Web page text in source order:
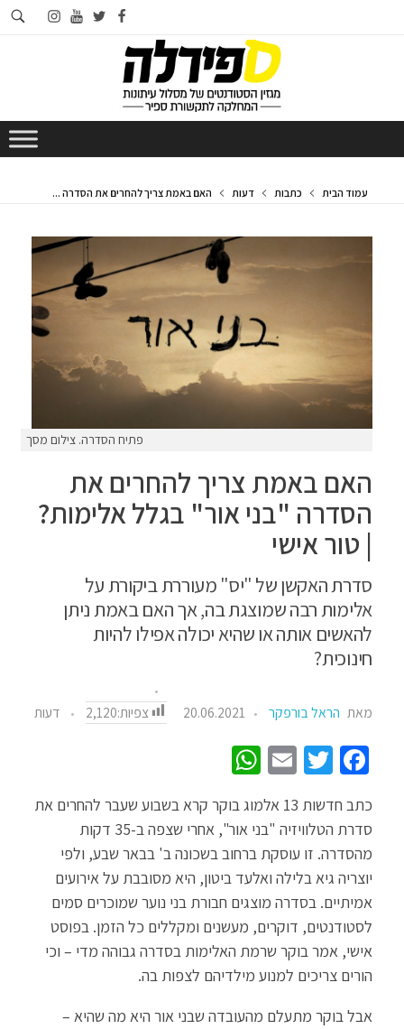
facebook
twitter
youtube
instagram
עמוד הבית כתבות דעות האם באמת צריך להחרים את הסדרה ...
פתיח הסדרה. צילום מסך
האם באמת צריך להחרים את
הסדרה "בני אור" בגלל אלימות?
| טור אישי
סדרת האקשן של "יס" מעוררת ביקורת על
אלימות רבה שמוצגת בה, אך האם באמת ניתן
להאשים אותה או שהיא יכולה אפילו להיות
חינוכית?
מאת הראל בורפקר 20.06.2021 צפיות:2,120 דעות
Fa
b
o
o
k
T
tt
er
E
m
ail
at
sA
p
p
כתב חדשות 13 אלמוג בוקר קרא בשבוע שעבר להחרים את
סדרת הטלוויזיה "בני אור", אחרי שצפה ב-35 דקות
מהסדרה. זו עוסקת ברחוב בשכונה ב' בבאר שבע, ולפי
יוצריה גיא בלילה ואלעד ביטון, היא מסובבת על אירועים
אמיתיים. בסדרה מוצגים חבורת בני נוער שמוכרים סמים
לסטודנטים, דוקרים, מעשנים ומקללים כל הזמן. בפוסט
אישי, אמר בוקר שרמת האלימות בסדרה גבוהה מדי – וכי
הורים צריכים למנוע מילדיהם לצפות בה.
אבל בוקר מתעלם מהעובדה שבני אור היא מה שהיא –